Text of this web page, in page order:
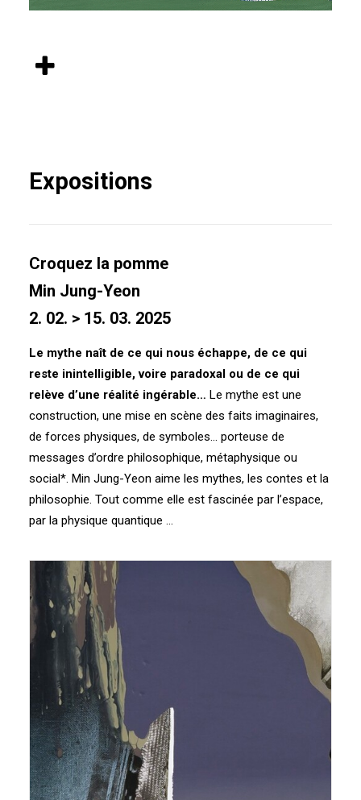
Expositions
Croquez la pomme
Min Jung-Yeon
2. 02. > 15. 03. 2025
Le mythe naît de ce qui nous échappe, de ce qui
reste inintelligible, voire paradoxal ou de ce qui
relève d’une réalité ingérable… Le mythe est une
construction, une mise en scène des faits imaginaires,
de forces physiques, de symboles… porteuse de
messages d’ordre philosophique, métaphysique ou
social*. Min Jung-Yeon aime les mythes, les contes et la
philosophie. Tout comme elle est fascinée par l’espace,
par la physique quantique …